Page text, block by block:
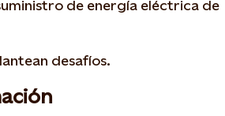
de energía eléctrica de
desafíos.